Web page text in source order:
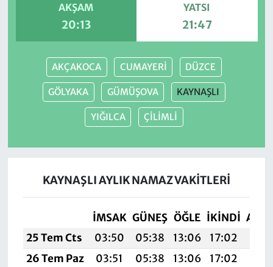
AKŞAM
20:13
YATSI
21:47
AKÇAKOCA CUMAYERİ DÜZCE
GÖLYAKA GÜMÜŞOVA KAYNAŞLI
YIĞILCA ÇİLİMLİ
KAYNAŞLI AYLIK NAMAZ VAKITLERI
İMSAK GÜNEŞ ÖĞLE İKINDI
25 Tem Cts
03:50 05:38 13:06 17:02
26 Tem Paz
03:51 05:38 13:06 17:02